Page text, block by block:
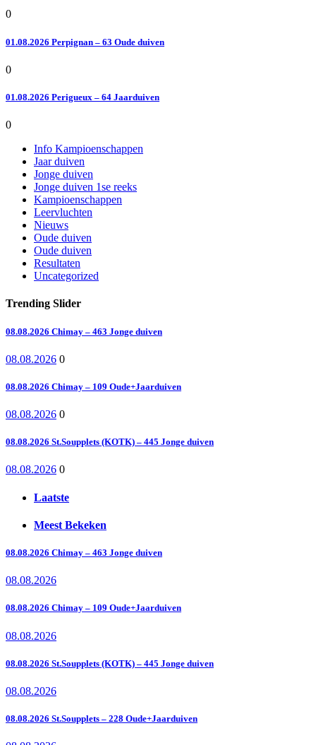
0
01.08.2026 Perpignan – 63 Oude duiven
0
01.08.2026 Perigueux – 64 Jaarduiven
0
Info Kampioenschappen
Jaar duiven
Jonge duiven
Jonge duiven 1se reeks
Kampioenschappen
Leervluchten
Nieuws
Oude duiven
Oude duiven
Resultaten
Uncategorized
Trending Slider
08.08.2026 Chimay – 463 Jonge duiven
08.08.2026 0
08.08.2026 Chimay – 109 Oude+Jaarduiven
08.08.2026 0
08.08.2026 St.Soupplets (KOTK) – 445 Jonge duiven
08.08.2026 0
Laatste
Meest Bekeken
08.08.2026 Chimay – 463 Jonge duiven
08.08.2026
08.08.2026 Chimay – 109 Oude+Jaarduiven
08.08.2026
08.08.2026 St.Soupplets (KOTK) – 445 Jonge duiven
08.08.2026
08.08.2026 St.Soupplets – 228 Oude+Jaarduiven